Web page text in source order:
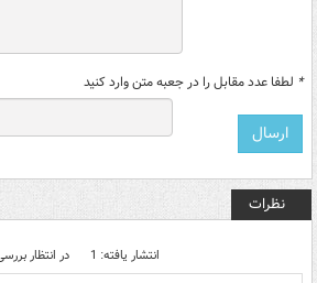
* لطفا عدد مقابل را در جعبه متن وارد کنید
نظرات
انتشار یافته: 1 در انتظار